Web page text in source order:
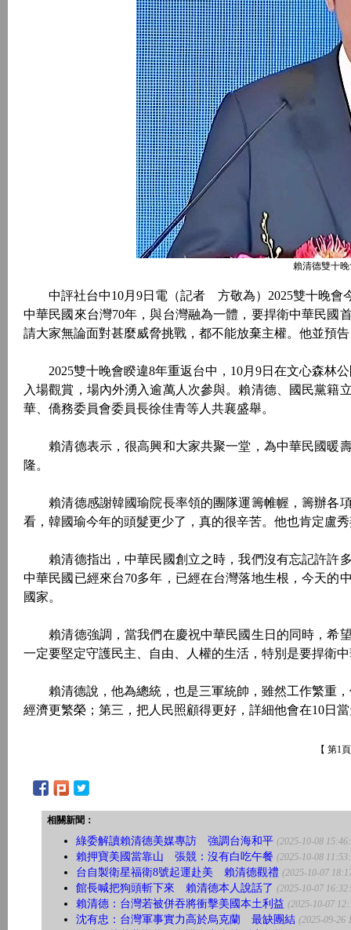
賴清德雙十
中評社台中10月9日電（記者 方敬為）2025雙十晚會
中華民國來台灣70年，與台灣融為一體，要捍衛中華民國
請大家無論面對甚麼威脅挑戰，都不能放棄主權。他並預
2025雙十晚會睽違8年重返台中，10月9日在文心森林
入場觀賞，場內外湧入逾萬人次參與。賴清德、國民黨籍
華、僑務委員會委員長徐佳青等人共襄盛舉。
賴清德表示，很高興和大家共聚一堂，為中華民國暖
隆。
賴清德感謝韓國瑜院長率領的團隊運籌帷幄，籌辦各
看，韓國瑜今年的頭髮更少了，真的很辛苦。他也肯定盧
賴清德指出，中華民國創立之時，我們沒有忘記許許
中華民國已經來台70多年，已經在台灣落地生根，今天的
國家。
賴清德強調，當我們在慶祝中華民國生日的同時，希
一定要堅定守護民主、自由、人權的生活，特別是要捍衛
賴清德說，他為總統，也是三軍統帥，雖然工作繁重，
經濟更繁榮；第三，把人民照顧得更好，詳細他會在10日
【 第1
相關新聞：
綠委解讀賴清德美媒專訪 強調台海和平 (2025-10-08
賴押寶美國當靠山 張競：沒有白吃午餐 (2025-10-08
台自製衛星福衛8號起運赴美 賴清德觀禮 (2025-10-07
館長喊把狗頭斬下來 賴清德本人說話了 (2025-10-07
賴清德：台灣若被併吞將衝擊美國本土利益 (2025-10-07
沈有忠：台灣軍事實力高於烏克蘭 最缺團結 (2025-09-26